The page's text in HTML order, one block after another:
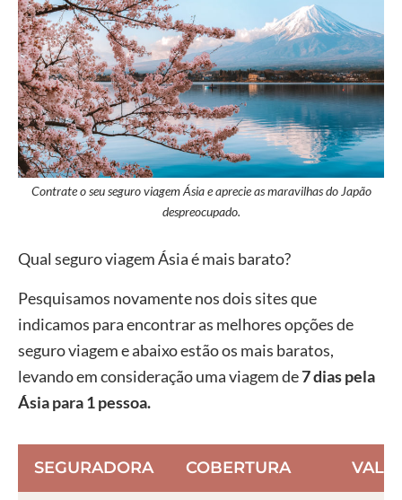
Contrate o seu seguro viagem Ásia e aprecie as maravilhas do Japão
despreocupado.
Qual seguro viagem Ásia é mais barato?
Pesquisamos novamente nos dois sites que
indicamos para encontrar as melhores opções de
seguro viagem e abaixo estão os mais baratos,
levando em consideração uma viagem de7 dias pela
Ásia para 1 pessoa.
SEGURADORA COBERTURA